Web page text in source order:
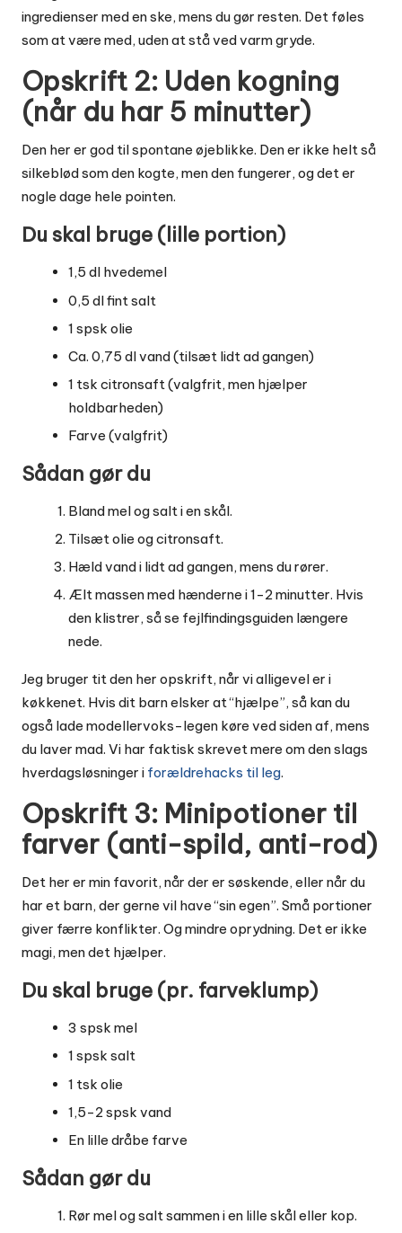
ingredienser med en ske, mens du gør resten. Det føles
som at være med, uden at stå ved varm gryde.
Opskrift 2: Uden kogning
(når du har 5 minutter)
Den her er god til spontane øjeblikke. Den er ikke helt så
silkeblød som den kogte, men den fungerer, og det er
nogle dage hele pointen.
Du skal bruge (lille portion)
1,5 dl hvedemel
0,5 dl fint salt
1 spsk olie
Ca. 0,75 dl vand (tilsæt lidt ad gangen)
1 tsk citronsaft (valgfrit, men hjælper
holdbarheden)
Farve (valgfrit)
Sådan gør du
Bland mel og salt i en skål.
Tilsæt olie og citronsaft.
Hæld vand i lidt ad gangen, mens du rører.
Ælt massen med hænderne i 1-2 minutter. Hvis
den klistrer, så se fejlfindingsguiden længere
nede.
Jeg bruger tit den her opskrift, når vi alligevel er i
køkkenet. Hvis dit barn elsker at “hjælpe”, så kan du
også lade modellervoks-legen køre ved siden af, mens
du laver mad. Vi har faktisk skrevet mere om den slags
hverdagsløsninger i forældrehacks til leg.
Opskrift 3: Minipotioner til
farver (anti-spild, anti-rod)
Det her er min favorit, når der er søskende, eller når du
har et barn, der gerne vil have “sin egen”. Små portioner
giver færre konflikter. Og mindre oprydning. Det er ikke
magi, men det hjælper.
Du skal bruge (pr. farveklump)
3 spsk mel
1 spsk salt
1 tsk olie
1,5-2 spsk vand
En lille dråbe farve
Sådan gør du
Rør mel og salt sammen i en lille skål eller kop.